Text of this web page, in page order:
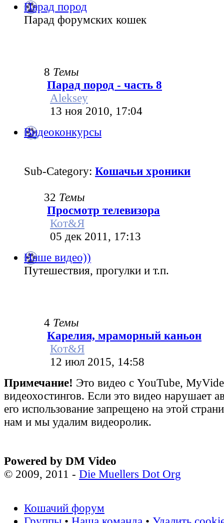
Парад пород
Парад форумских кошек
8 Темы
Парад пород - часть 8
Aleksey
13 ноя 2010, 17:04
Видеоконкурсы
Sub-Category: Кошачьи хроники
32 Темы
Просмотр телевизора
Кот&Я
05 дек 2011, 17:13
Наше видео))
Путешествия, прогулки и т.п.
4 Темы
Карелия, мраморный каньон
Кот&Я
12 июл 2015, 14:58
Примечание! Это видео с YouTube,
видеохостингов. Если это видео нарушает
его использование запрещено на этой
нам и мы удалим видеоролик.
Powered by DM Video
© 2009, 2011 - Die Muellers Dot Org
Кошачий форум